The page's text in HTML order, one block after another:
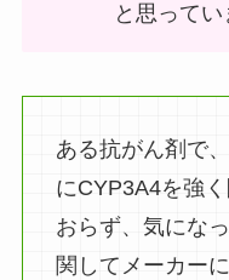
と思ってい
ある抗がん剤で
にCYP3A4を強
おらず、気にな
関してメーカー